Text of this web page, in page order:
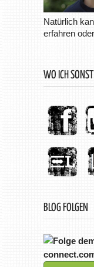
Natürlich
erfahren
WO ICH
BLOG FOLGEN